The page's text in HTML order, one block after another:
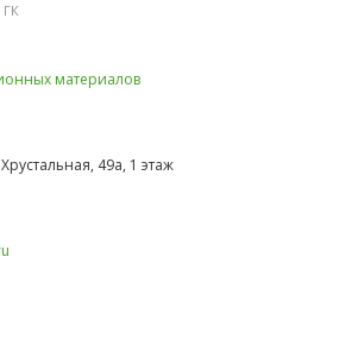
материалов
49а, 1 этаж